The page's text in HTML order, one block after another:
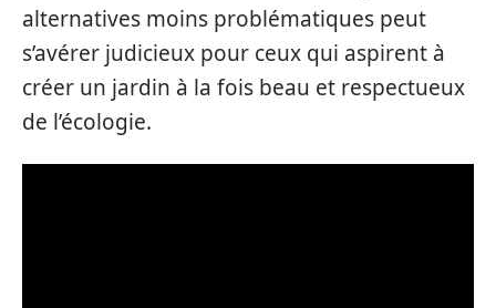
alternatives moins problématiques peut
s’avérer judicieux pour ceux qui aspirent à
créer un jardin à la fois beau et respectueux
de l’écologie.